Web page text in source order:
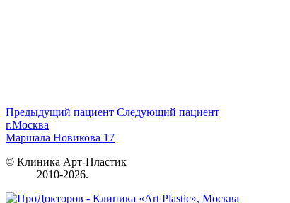
Предыдущий пациент Следующий пациент
г.Москва
Маршала Новикова 17
© Клиника Арт-Пластик
2010-2026.